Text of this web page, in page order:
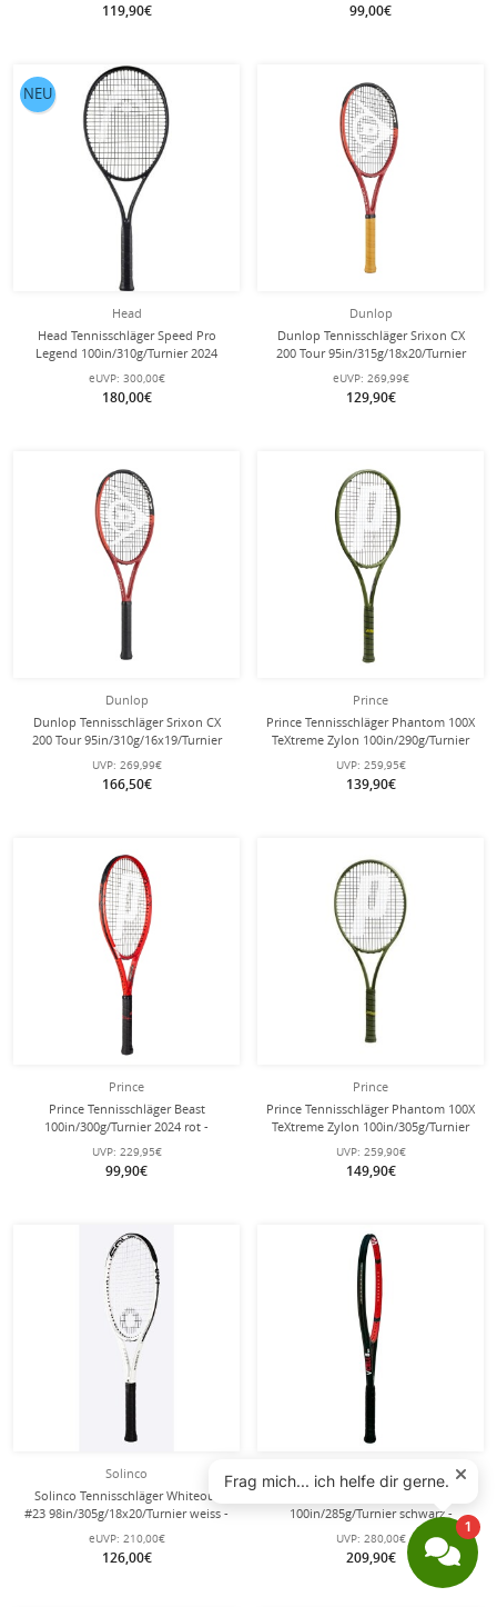
119,90€ 99,00€
Head
Head Tennisschläger Speed Pro
Legend 100in/310g/Turnier 2024
schwarz - unbesaitet -
eUVP: 300,00€
180,00€
NEU
Dunlop
Dunlop Tennisschläger Srixon CX
200 Tour 95in/315g/18x20/Turnier
2024 rot - unbesaitet -
eUVP: 269,99€
129,90€
Dunlop
Dunlop Tennisschläger Srixon CX
200 Tour 95in/310g/16x19/Turnier
2024 rot - unbesaitet -
UVP: 269,99€
166,50€
Prince
Prince Tennisschläger Phantom 100X
TeXtreme Zylon 100in/290g/Turnier
2024 grün - unbesaitet -
UVP: 259,95€
139,90€
Prince
Prince Tennisschläger Beast
100in/300g/Turnier 2024 rot -
unbesaitet -
UVP: 229,95€
99,90€
Prince
Prince Tennisschläger Phantom 100X
TeXtreme Zylon 100in/305g/Turnier
2024 grün - unbesaitet -
UVP: 259,90€
149,90€
Solinco
Solinco Tennisschläger Whiteout
#23 98in/305g/18x20/Turnier weiss -
unbesaitet -
eUVP: 210,00€
126,00€
Völkl
Völkl Tennisschläger V-Cell 8
100in/285g/Turnier schwarz -
unbesaitet -
UVP: 280,00€
209,90€